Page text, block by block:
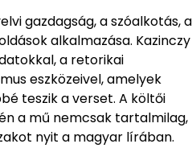
gazdagság, a szóalkotás, a
alkalmazása. Kazinczy
a retorikai
eszközeivel, amelyek
teszik a verset. A költői
a mű nemcsak tartalmilag,
nyit a magyar lírában.